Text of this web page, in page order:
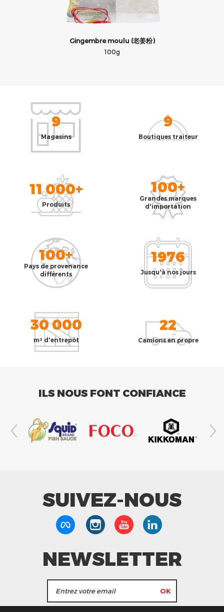
Gingembre moulu (老姜粉)
100g
9
Magasins
9
Boutiques traiteur
11 000+
Produits
100+
Grandes marques
d'importation
100+
Pays de provenance
différents
1976
Jusqu'à nos jours
30 000
m² d'entrepôt
22
Camions en propre
ILS NOUS FONT CONFIANCE
SUIVEZ-NOUS
NEWSLETTER